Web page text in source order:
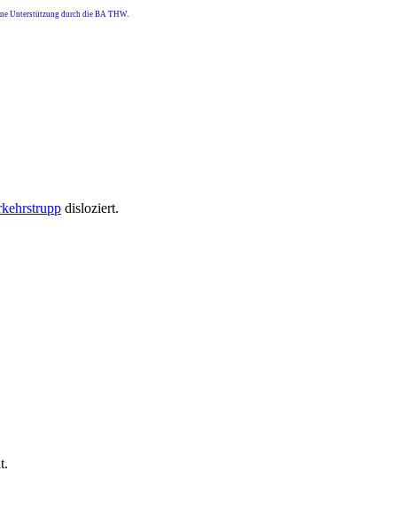
Unterstützung durch die BA THW.
disloziert.